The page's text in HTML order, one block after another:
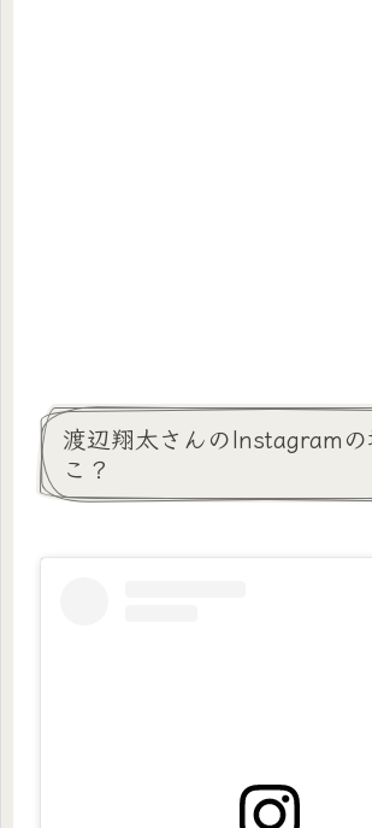
渡辺翔太さんのInstagram
こ？